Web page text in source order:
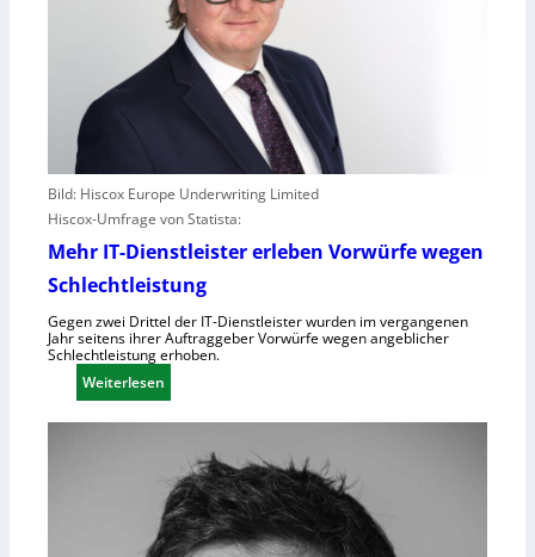
Bild: Hiscox Europe Underwriting Limited
Hiscox-Umfrage von Statista:
Mehr IT-Dienstleister erleben Vorwürfe wegen
Schlechtleistung
Gegen zwei Drittel der IT-Dienstleister wurden im vergangenen
Jahr seitens ihrer Auftraggeber Vorwürfe wegen angeblicher
Schlechtleistung erhoben.
Weiterlesen
M
I
T